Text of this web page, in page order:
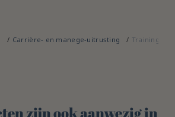
Carrière- en manege-uitrusting
zijn ook aanwezig in